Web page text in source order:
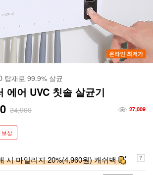
온라인 최저가
탑재로 99.9% 살균
에어 UVC 칫솔 살균기
34,900 27,009
보상
시 마일리지 20%(4,960원) 캐쉬백